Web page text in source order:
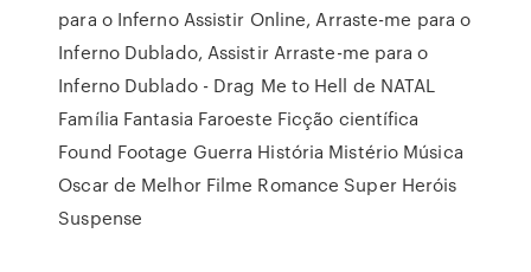
para o Inferno Assistir Online, Arraste-me para o
Inferno Dublado, Assistir Arraste-me para o
Inferno Dublado - Drag Me to Hell de NATAL
Família Fantasia Faroeste Ficção científica
Found Footage Guerra História Mistério Música
Oscar de Melhor Filme Romance Super Heróis
Suspense